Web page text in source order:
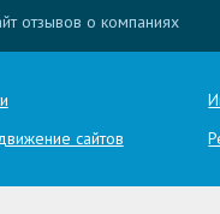
отзывов о компаниях
сайтов